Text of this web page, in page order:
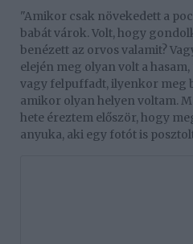
"Amikor csak növekedett a
babát várok. Volt, hogy
benézett az orvos valamit?
elején meg olyan volt a
vagy felpuffadt, ilyenkor meg
amikor olyan helyen voltam.
hete éreztem először, hogy
anyuka, aki egy fotót is